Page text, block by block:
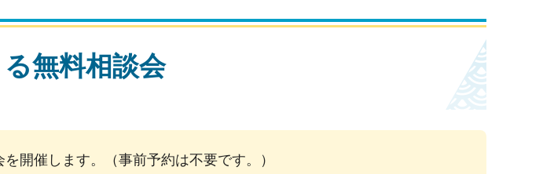
無料相談会
開催します。（事前予約は不要です。）